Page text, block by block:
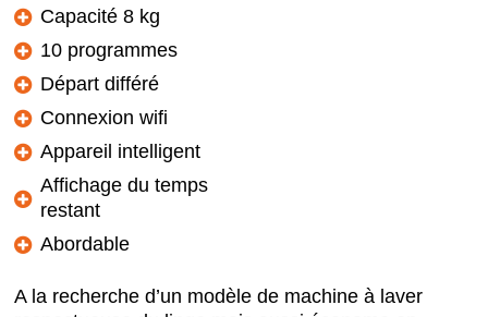
Capacité 8 kg
10 programmes
Départ différé
Connexion wifi
Appareil intelligent
Affichage du temps
restant
Abordable
A la recherche d’un modèle de machine à laver